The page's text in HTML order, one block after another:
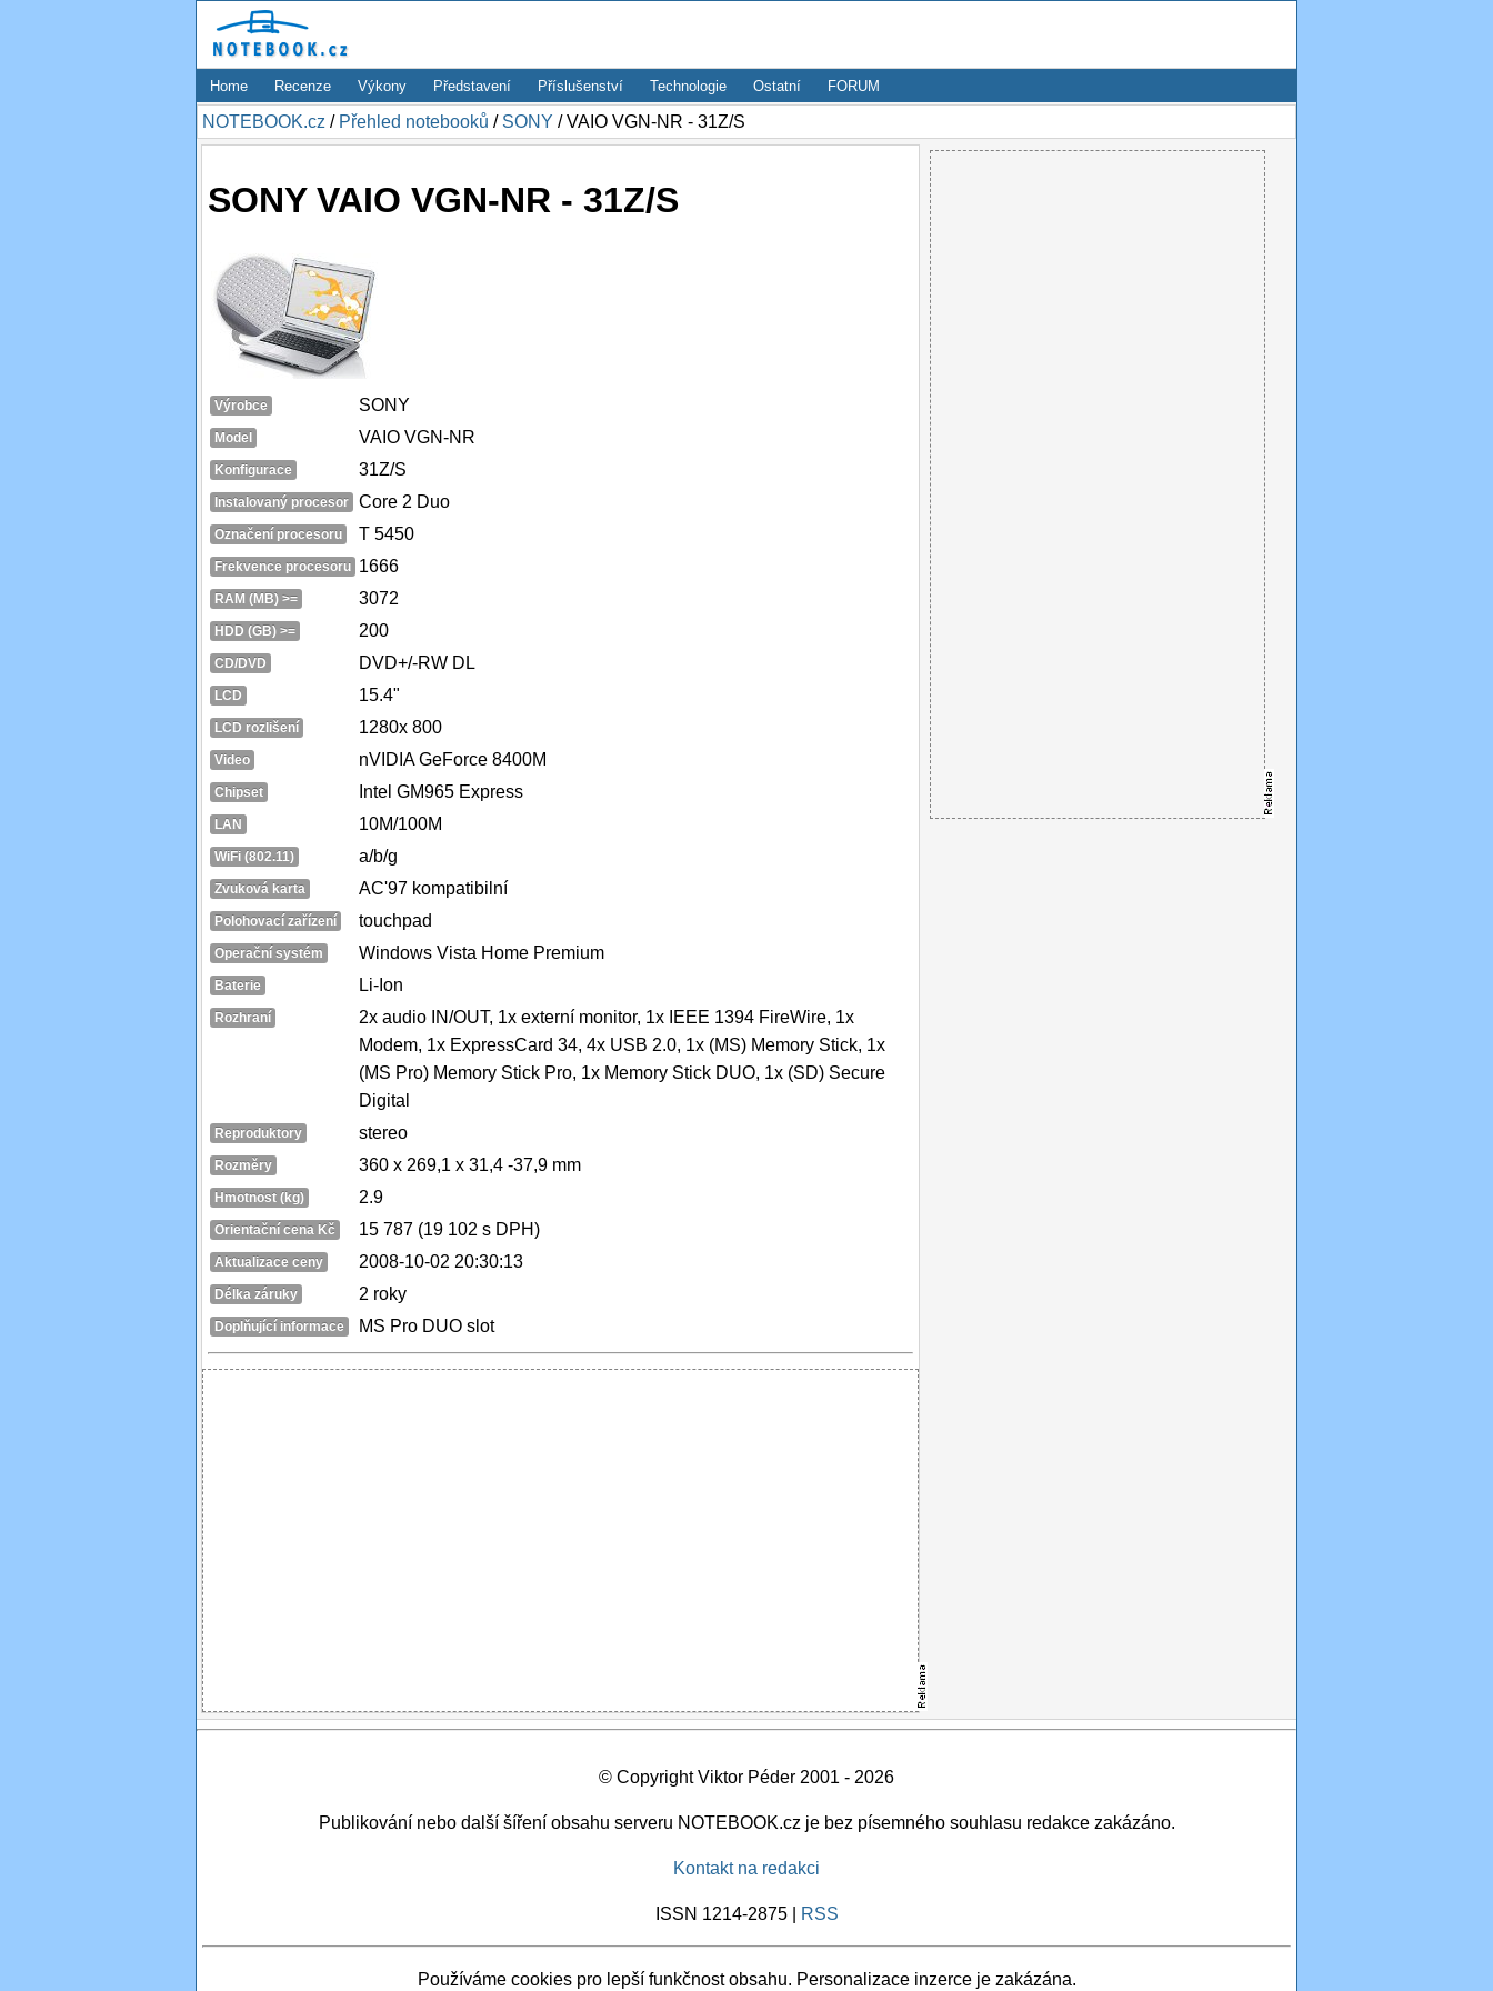
Home Recenze Výkony Představení Příslušenství Technologie Ostatní FORUM
NOTEBOOK.cz / Přehled notebooků / SONY / VAIO VGN-NR - 31Z/S
SONY VAIO VGN-NR - 31Z/S
Výrobce SONY
Model VAIO VGN-NR
Konfigurace 31Z/S
Instalovaný procesor Core 2 Duo
Označení procesoru T 5450
Frekvence procesoru 1666
RAM (MB) >= 3072
HDD (GB) >= 200
CD/DVD DVD+/-RW DL
LCD 15.4"
LCD rozlišení 1280x 800
Video nVIDIA GeForce 8400M
Chipset Intel GM965 Express
LAN 10M/100M
WiFi (802.11) a/b/g
Zvuková karta AC'97 kompatibilní
Polohovací zařízení touchpad
Operační systém Windows Vista Home Premium
Baterie Li-Ion
Rozhraní
2x audio IN/OUT, 1x externí monitor, 1x IEEE 1394 FireWire, 1x
Modem, 1x ExpressCard 34, 4x USB 2.0, 1x (MS) Memory Stick, 1x
(MS Pro) Memory Stick Pro, 1x Memory Stick DUO, 1x (SD) Secure
Digital
Reproduktory stereo
Rozměry 360 x 269,1 x 31,4 -37,9 mm
Hmotnost (kg) 2.9
Orientační cena Kč 15 787 (19 102 s DPH)
Aktualizace ceny 2008-10-02 20:30:13
Délka záruky 2 roky
Doplňující informace MS Pro DUO slot
© Copyright Viktor Péder 2001 - 2026
Publikování nebo další šíření obsahu serveru NOTEBOOK.cz je bez písemného souhlasu redakce zakázáno.
Kontakt na redakci
ISSN 1214-2875 | RSS
Používáme cookies pro lepší funkčnost obsahu. Personalizace inzerce je zakázána.